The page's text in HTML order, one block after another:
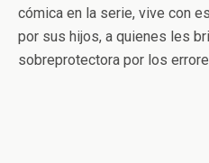
cómica en la serie, vive con
por sus hijos, a quienes les
sobreprotectora por los